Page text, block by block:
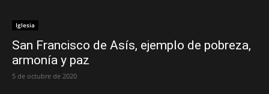
Iglesia
San Francisco de Asís, ejemplo de pobreza,
armonía y paz
5 de octubre de 2020